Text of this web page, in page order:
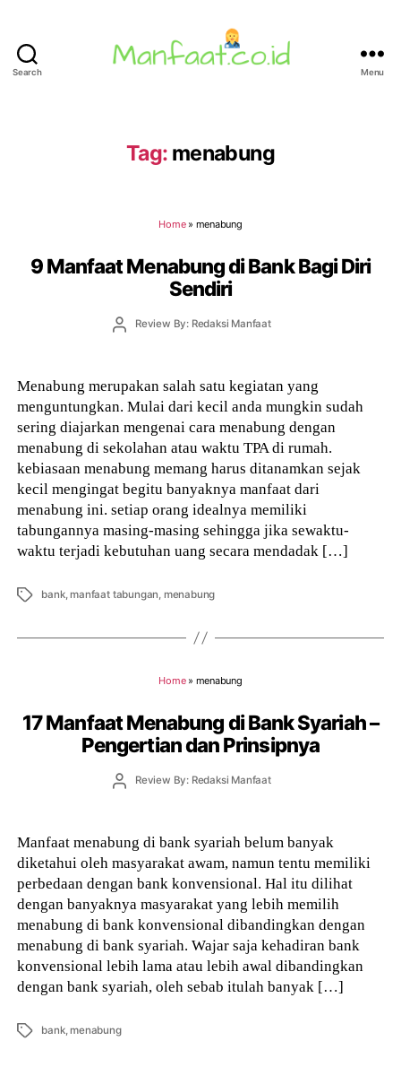
Search Menu
Tag: menabung
Home» menabung
9 Manfaat Menabung di Bank Bagi Diri
Sendiri
PostReview By: Redaksi Manfaat
Menabung merupakan salah satu kegiatan yang
menguntungkan. Mulai dari kecil anda mungkin sudah
sering diajarkan mengenai cara menabung dengan
menabung di sekolahan atau waktu TPA di rumah.
kebiasaan menabung memang harus ditanamkan sejak
kecil mengingat begitu banyaknya manfaat dari
menabung ini. setiap orang idealnya memiliki
tabungannya masing-masing sehingga jika sewaktu-
waktu terjadi kebutuhan uang secara mendadak […]
Tags bank,manfaat tabungan, menabung
Home» menabung
17 Manfaat Menabung di Bank Syariah –
Pengertian dan Prinsipnya
PostReview By: Redaksi Manfaat
Manfaat menabung di bank syariah belum banyak
diketahui oleh masyarakat awam, namun tentu memiliki
perbedaan dengan bank konvensional. Hal itu dilihat
dengan banyaknya masyarakat yang lebih memilih
menabung di bank konvensional dibandingkan dengan
menabung di bank syariah. Wajar saja kehadiran bank
konvensional lebih lama atau lebih awal dibandingkan
dengan bank syariah, oleh sebab itulah banyak […]
Tags bank,menabung